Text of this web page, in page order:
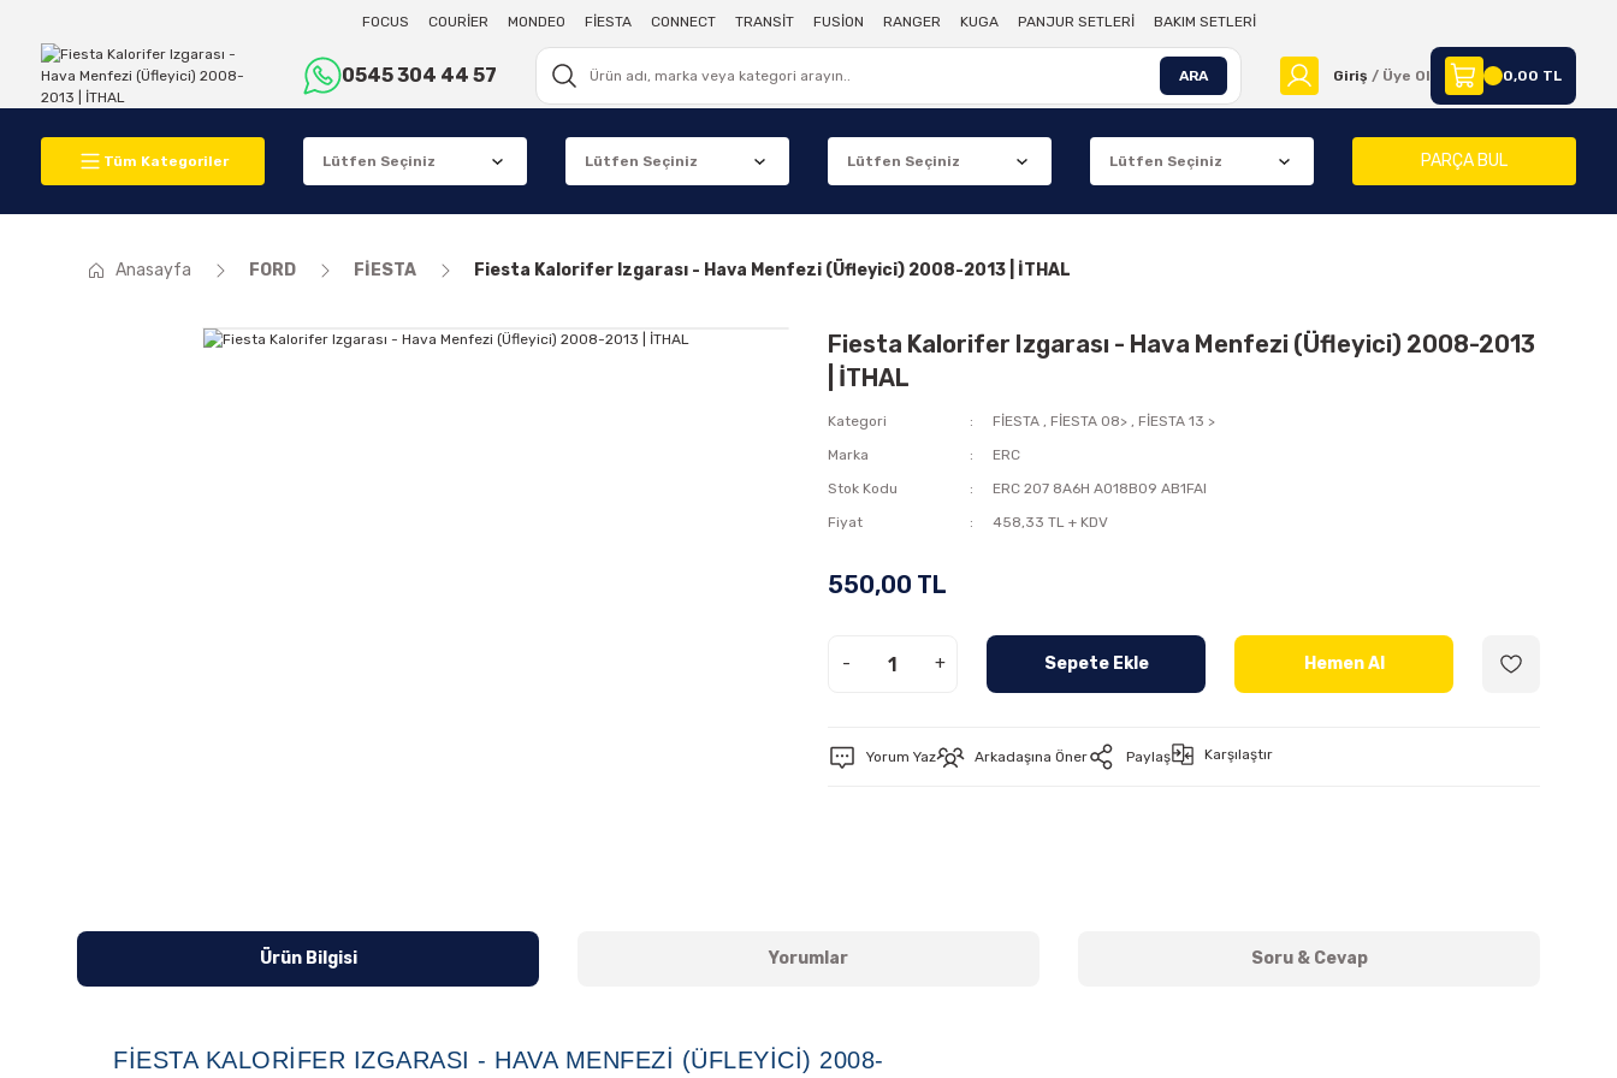
FOCUS COURİER MONDEO FİESTA CONNECT TRANSİT FUSİON RANGER KUGA PANJUR SETLERİ BAKIM SETLERİ
0545 304 44 57 ARA Giriş / Üye Ol 0,00 TL
Tüm Kategoriler PARÇA BUL
Anasayfa FORD FİESTA Fiesta Kalorifer Izgarası - Hava Menfezi (Üfleyici) 2008-2013 | İTHAL
Fiesta Kalorifer Izgarası - Hava Menfezi (Üfleyici) 2008-2013
| İTHAL
Kategori FİESTA , FİESTA 08> , FİESTA 13 >
Marka
ERC
Stok Kodu
ERC 207 8A6H A018B09 AB1FAI
Fiyat
458,33 TL + KDV
550,00 TL
- + Sepete Ekle Hemen Al
Yorum Yaz Arkadaşına Öner Paylaş Karşılaştır
Ürün Bilgisi Yorumlar Soru & Cevap
FIESTA KALORIFER IZGARASI - HAVA MENFEZI (ÜFLEYICI) 2008-